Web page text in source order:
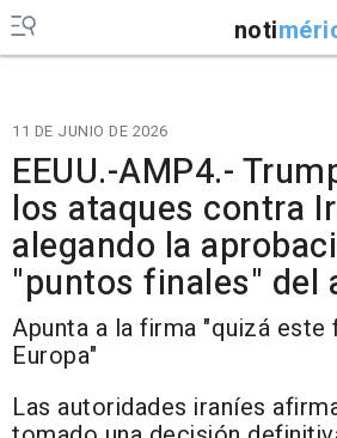
noti
11 DE JUNIO DE 2026
EEUU.-AMP4.-
los ataques contra
alegando la
"puntos finales" del
Apunta a la firma "quizá este
Europa"
Las autoridades iraníes